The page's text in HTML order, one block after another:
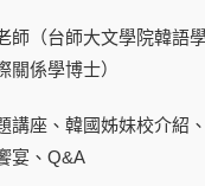
師（台師大文學院韓語
關係學博士）
講座、韓國姊妹校介紹
宴、Q&A